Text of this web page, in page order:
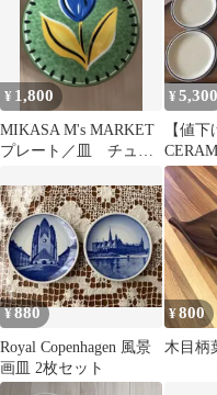
¥ 1,800
MIKASA M's MARKET
プレート／皿 チュー
¥5,300
【値
治見
皿 ６
¥880
Royal Copenhagen 風景
画皿 2枚セット
¥800
木目柄